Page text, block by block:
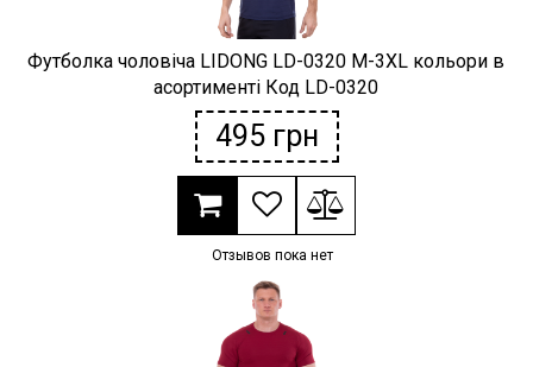
Футболка чоловіча LIDONG LD-0320 M-3XL кольори в
асортименті Код LD-0320
495грн
Отзывов пока нет